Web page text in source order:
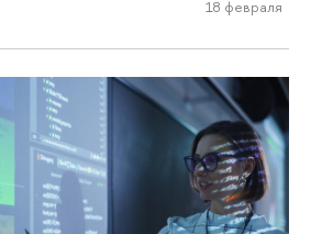
18 февраля